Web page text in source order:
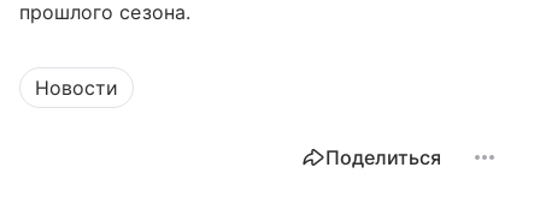
прошлого сезона.
Новости
Поделиться